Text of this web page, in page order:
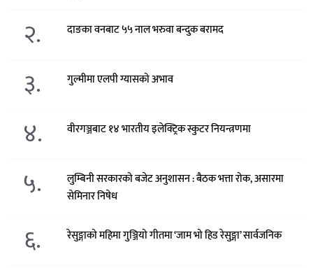
२. दाङका वनबाट ५५ नाल भरुवा बन्दुक बरामद
३. गुल्मीमा एलपी ग्यासको अभाव
४. वीरगञ्जबाट १४ भारतीय इलेक्ट्रिक स्कुटर नियन्त्रणमा
५.
लुम्बिनी सरकारको बजेट अनुशासन : बैठक भत्ता रोक, असारमा
सेमिनार निषेध
६. रेसुङ्गाको महिमा गुञ्जियो गीतमा ‘जाम भो हिड रेसुङ्गा’ सार्वजनिक